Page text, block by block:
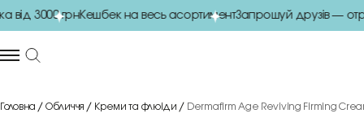
3000 грнКешбек на весь асортиментЗапрошуй друзів —
Головна Обличчя Креми та флюіди Dermafirm Age Reviving Firming